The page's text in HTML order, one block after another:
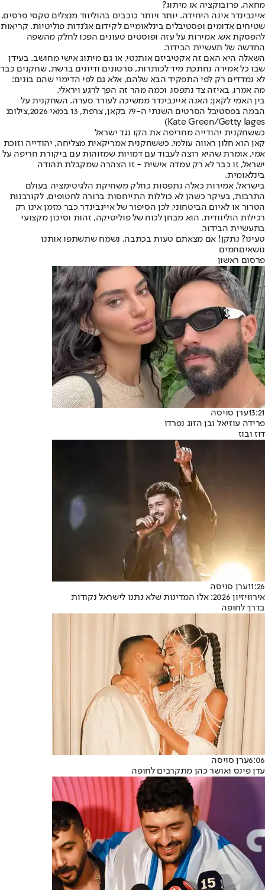
מחאה, פרובוקציה או מיתוג?
איינבינדר אינה היחידה. יותר ויותר כוכבים בהוליווד מנצלים טקסי פרסים,
שטיחים אדומים ופסטיבלים בינלאומיים לקידום אג'נדות פוליטיות. קריאות
להפסקת אש, אמירות על עזה ופוסטים טעונים הפכו לחלק מהשפה
החדשה של תעשיית הבידור.
השאלה היא האם זה אקטיביזם אותנטי, או גם מיתוג אישי מחושב. בעידן
שבו כל אמירה נחתכת מיד לכותרות, סרטונים ודיונים ברשת, שחקנים כבר
לא נמדדים רק לפי התפקיד הבא שלהם, אלא גם לפי הדימוי שהם בונים:
מה אמרו, באיזה צד נתפסו, וכמה מהר זה הפך לרגע ויראלי.
בין האמי לקאן: האנה איינבינדר ממשיכה לעורר סערה. השחקנית על
הבמה בפסטיבל הסרטים השנתי ה-79 בקאן, צרפת, 13 במאי 2026,צילום:
Kate Green/Getty Iages)
כששחקנית יהודייה מחריפה את הקו נגד ישראל
קאן הוא חלון ראווה עולמי. כששחקנית אמריקאית מצליחה, יהודייה וזוכת
אמי, אומרת שהיא רוצה לעבוד עם דמויות שמזוהות עם ביקורת חריפה על
ישראל, זו כבר לא רק עמדה אישית - זו הצהרה שמקבלת תהודה
בינלאומית.
בישראל, אמירות כאלה נתפסות כחלק משחיקת הלגיטימציה בעולם
התרבות, בעיקר כשהן לא כוללות התייחסות ברורה לחטופים, לקורבנות
הטרור או לאיום הביטחוני. לכן הסיפור של איינבינדר כבר מזמן אינו רק
רכילות הוליוודית. הוא מבחן לכוח של פוליטיקה, זהות וסיכון מקצועי
בתעשיית הבידור.
טעינו? נתקן! אם מצאתם טעות בכתבה, נשמח שתשתפו אותנו
נושאיםחמים
פרסום ראשון
13:21ערן סויסה
פרידה עוזיאל ובן הזוג נפרדו
דוז ובוז
11:26ערן סויסה
אירוויזיון 2026: אלו המדינות שלא נתנו לישראל נקודות
בדרך לחופה
6:06ערן סויסה
עדן פינס ואושר כהן מתקרבים לחופה